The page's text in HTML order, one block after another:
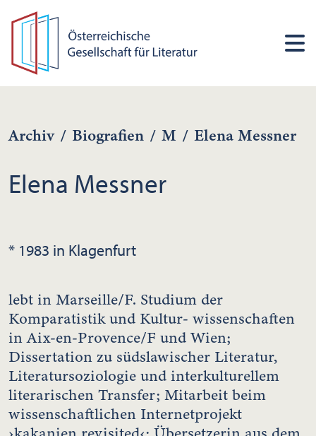
Archiv / Biografien / M / Elena Messner
Elena Messner
* 1983 in Klagenfurt
lebt in Marseille/F. Studium der
Komparatistik und Kultur- wissenschaften
in Aix-en-Provence/F und Wien;
Dissertation zu südslawischer Literatur,
Literatursoziologie und interkulturellem
literarischen Transfer; Mitarbeit beim
wissenschaftlichen Internetprojekt